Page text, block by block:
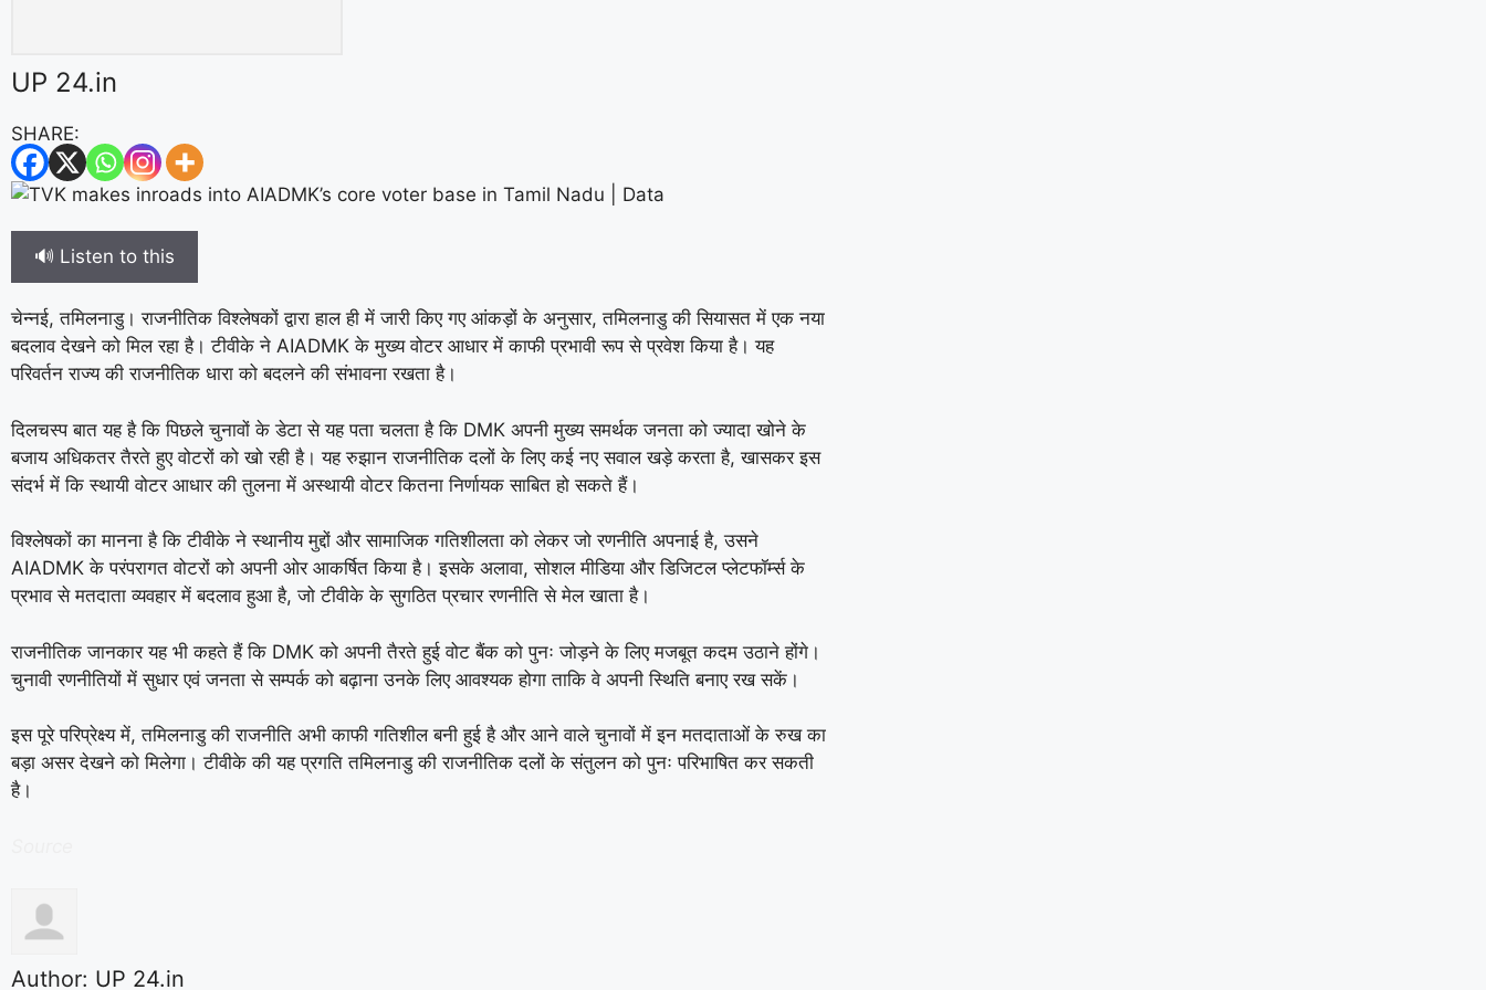
UP 24.in
SHARE:
🔊 Listen to this
चेन्नई, तमिलनाडु। राजनीतिक विश्लेषकों द्वारा हाल ही में जारी किए गए आंकड़ों के अनुसार, तमिलनाडु की सियासत में एक नया
बदलाव देखने को मिल रहा है। टीवीके ने AIADMK के मुख्य वोटर आधार में काफी प्रभावी रूप से प्रवेश किया है। यह
परिवर्तन राज्य की राजनीतिक धारा को बदलने की संभावना रखता है।
दिलचस्प बात यह है कि पिछले चुनावों के डेटा से यह पता चलता है कि DMK अपनी मुख्य समर्थक जनता को ज्यादा खोने के
बजाय अधिकतर तैरते हुए वोटरों को खो रही है। यह रुझान राजनीतिक दलों के लिए कई नए सवाल खड़े करता है, खासकर इस
संदर्भ में कि स्थायी वोटर आधार की तुलना में अस्थायी वोटर कितना निर्णायक साबित हो सकते हैं।
विश्लेषकों का मानना है कि टीवीके ने स्थानीय मुद्दों और सामाजिक गतिशीलता को लेकर जो रणनीति अपनाई है, उसने
AIADMK के परंपरागत वोटरों को अपनी ओर आकर्षित किया है। इसके अलावा, सोशल मीडिया और डिजिटल प्लेटफॉर्म्स के
प्रभाव से मतदाता व्यवहार में बदलाव हुआ है, जो टीवीके के सुगठित प्रचार रणनीति से मेल खाता है।
राजनीतिक जानकार यह भी कहते हैं कि DMK को अपनी तैरते हुई वोट बैंक को पुनः जोड़ने के लिए मजबूत कदम उठाने होंगे।
चुनावी रणनीतियों में सुधार एवं जनता से सम्पर्क को बढ़ाना उनके लिए आवश्यक होगा ताकि वे अपनी स्थिति बनाए रख सकें।
इस पूरे परिप्रेक्ष्य में, तमिलनाडु की राजनीति अभी काफी गतिशील बनी हुई है और आने वाले चुनावों में इन मतदाताओं के रुख का
बड़ा असर देखने को मिलेगा। टीवीके की यह प्रगति तमिलनाडु की राजनीतिक दलों के संतुलन को पुनः परिभाषित कर सकती
है।
Author: UP 24.in